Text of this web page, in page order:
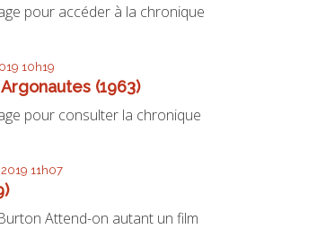
pour accéder à la chronique
10h19
(1963)
pour consulter la chronique
11h07
Attend-on autant un film